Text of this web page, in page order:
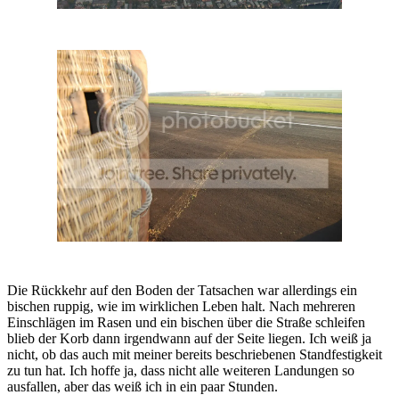
Die Rückkehr auf den Boden der Tatsachen war allerdings ein
bischen ruppig, wie im wirklichen Leben halt. Nach mehreren
Einschlägen im Rasen und ein bischen über die Straße schleifen
blieb der Korb dann irgendwann auf der Seite liegen. Ich weiß ja
nicht, ob das auch mit meiner bereits beschriebenen Standfestigkeit
zu tun hat. Ich hoffe ja, dass nicht alle weiteren Landungen so
ausfallen, aber das weiß ich in ein paar Stunden.